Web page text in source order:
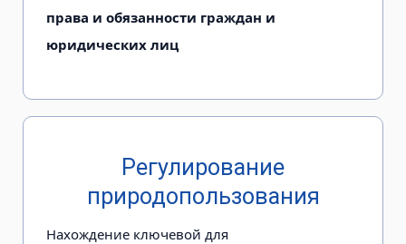
права и обязанности граждан и
юридических лиц
Регулирование
природопользования
Нахождение ключевой для